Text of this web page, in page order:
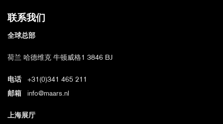
联系我们
全球总部
荷兰 哈德维克 牛顿威格1 3846 BJ
电话
+31(0)341 465 211
邮箱
info@maars.nl
上海展厅